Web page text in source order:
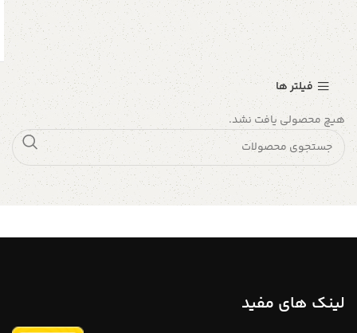
فیلتر ها
هیچ محصولی یافت نشد.
لینک های مفید